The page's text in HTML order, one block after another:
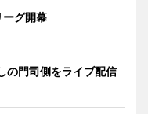
グ開幕
の門司側をライブ配信